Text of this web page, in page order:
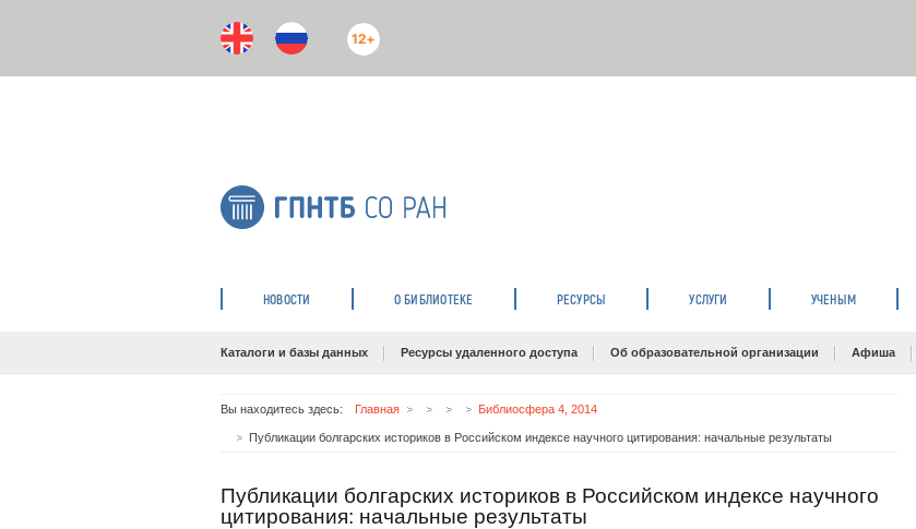
12+
НОВОСТИ О БИБЛИОТЕКЕ РЕСУРСЫ УСЛУГИ УЧЕНЫМ
Каталоги и базы данных Ресурсы удаленного доступа Об образовательной организации Афиша
Вы находитесь здесь: Главная Библиосфера 4, 2014
Публикации болгарских историков в Российском индексе научного цитирования: начальные результаты
Публикации болгарских историков в Российском индексе научного
цитирования: начальные результаты